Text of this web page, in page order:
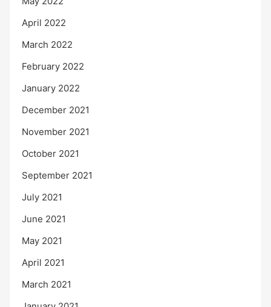
April 2022
March 2022
February 2022
January 2022
December 2021
November 2021
October 2021
September 2021
July 2021
June 2021
May 2021
April 2021
March 2021